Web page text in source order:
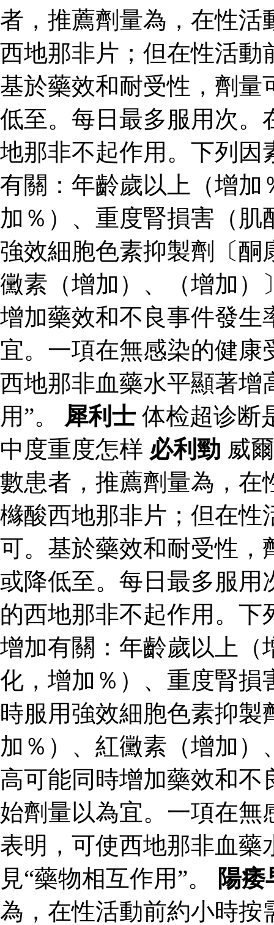
者，推薦劑量為，在性活
西地那非片；但在性活動
基於藥效和耐受性，劑量
低至。每日最多服用次。
地那非不起作用。下列因
有關：年齡歲以上（增加
加％）、重度腎損害（
強效細胞色素抑製劑〔酮
黴素（增加）、（增加）
增加藥效和不良事件發生
宜。一項在無感染的健
西地那非血藥水平顯著增
用”。 犀利士 体检超诊断
中度重度怎样 必利勁 威
數患者，推薦劑量為，在
櫞酸西地那非片；但在性
可。基於藥效和耐受性，
或降低至。每日最多服用
的西地那非不起作用。
增加有關：年齡歲以上（
化，增加％）、重度腎損
時服用強效細胞色素抑
加％）、紅黴素（增加
高可能同時增加藥效和不
始劑量以為宜。一項在無
表明，可使西地那非血藥
見“藥物相互作用”。
陽痿
為，在性活動前約小時按